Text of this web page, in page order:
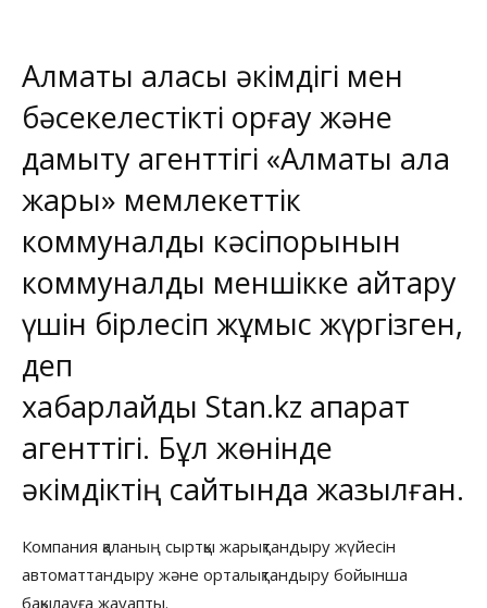
Алматы қаласы әкімдігі мен
бәсекелестікті қорғау және
дамыту агенттігі «Алматы қала
жарық» мемлекеттік
коммуналдық кәсіпорынын
коммуналдық меншікке қайтару
үшін бірлесіп жұмыс жүргізген,
деп
хабарлайды Stan.kz ақпарат
агенттігі. Бұл жөнінде
әкімдіктің сайтында жазылған.
Компания қаланың сыртқы жарықтандыру жүйесін
автоматтандыру және орталықтандыру бойынша
бақылауға жауапты.